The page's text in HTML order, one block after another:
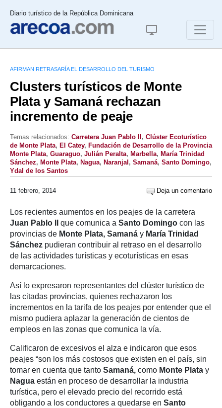
Diario turístico de la República Dominicana
AFIRMAN RETRASARÍA EL DESARROLLO DEL TURISMO
Clusters turísticos de Monte
Plata y Samaná rechazan
incremento de peaje
Temas relacionados: Carretera Juan Pablo II , Clúster Ecoturístico
de Monte Plata, El Catey, Fundación de Desarrollo de la Provincia
Monte Plata, Guaraguo, Julián Peralta, Marbella, María Trinidad
Sánchez, Monte Plata, Nagua, Naranjal , Samaná, Santo Domingo,
Ydal de los Santos
11 febrero, 2014 Deja un comentario
Los recientes aumentos en los peajes de la carretera
Juan Pablo II
que comunica a Santo Domingo con las
provincias de Monte Plata, Samaná y María Trinidad
Sánchez pudieran contribuir al retraso en el desarrollo
de las actividades turísticas y ecoturísticas en esas
demarcaciones.
Así lo expresaron representantes del clúster turístico de
las citadas provincias, quienes rechazaron los
incrementos en la tarifa de los peajes por entender que el
mismo pudiera aplazar la generación de cientos de
empleos en las zonas que comunica la vía.
Calificaron de excesivos el alza e indicaron que esos
peajes “son los más costosos que existen en el país, sin
tomar en cuenta que tanto Samaná, como Monte Plata y
Nagua están en proceso de desarrollar la industria
turística, pero el elevado precio del recorrido está
obligando a los conductores a quedarse en Santo